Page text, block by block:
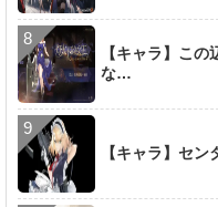
【キャラ】こ
な…
【キャラ】セ